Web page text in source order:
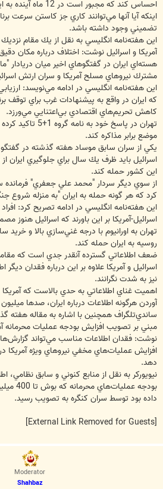
احساس كند كه مجبور است
اينكه آيا آنها مي‌توانند كاري جز كاستن سرعت
تضميني وجود داشته باشد.
اين هفته‌نامه انگليسي به نقل از يك مقام
آمريكا و اسرائيل نوشت: اختلاف درباره مكان
هسته‌اي ايران در گفتگوهاي اخير ميان دريادار
مشترك نيروهاي مسلح آمريكا و سران ارتش
اين هفته‌نامه انگليسي در ادامه مي‌نويسد:
كه ايران در واقع به پيشنهادات غرب براي توقف
كاهش تحريم‌هاي اقتصادي بي‌اعتنايي مي‌ورزد.
تهران در پاسخ خود به
موضع برابر مذاكره كند.
يكي از سران سابق موساد هفته گذشته در
اسرائيل بايد ظرف يك سال براي جلوگيري ايران
اين كشور حمله كند.
از سوي ديگر سردار "محمد علي جعفري" فرمانده
كرد كه هر گونه حمله به ايران "به منزله شروع
اين هفته‌نامه انگليسي در ادامه تصريح كرد:
اسرائيل-آمريكا بر اين باورند كه اسرائيل
روسيه به ايران حمله كند.
ضعف اطلاعاتي گسترده آنقدر جدي است كه
اسرائيل و آمريكا علاوه بر اين درباره فقدان ديگر
نيز به شدت نگرانند.
اهميت غناي اطلاعاتي به حدي بالاست كه
آوردن هرگونه اطلاعات درباره ايران، صدها
ساندي‌تلگراف همچنين با اشاره به مقاله هفته
مبني بر تصويب افزايش بودجه عمليات محرمانه
نوشت: فقدان اطلاعات مناسب مي‌تواند
افزايش عمليات‌هاي مخفي نيروهاي ويژه آمريكا
دهد.
نيويوركر به نقل از منابع كنوني و سابق نظامي،
بودجه
داده بود توسط سران كنگره به تصويب رسيد.
Moderator
Shahbaz